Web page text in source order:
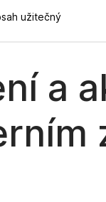
užitečný
a